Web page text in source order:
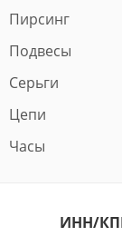
Пирсинг
Подвесы
Серьги
Цепи
Часы
ИНН/